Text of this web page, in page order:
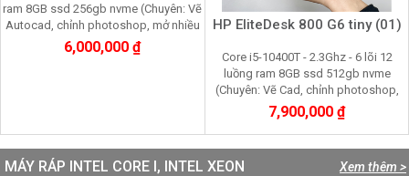
ram 8GB ssd 256gb nvme (Chuyên: Vẽ
Autocad, chỉnh photoshop, mở nhiều
trình duyệt web, giả trí đa phương
tiện)
6,000,000 ₫
HP EliteDesk 800 G6 tiny (01)
Core i5-10400T - 2.3Ghz - 6 lõi 12
luồng ram 8GB ssd 512gb nvme
(Chuyên: Vẽ Cad, chỉnh photoshop,
mở nhiều trình duyệt web, giả trí đa
phương tiện)
7,900,000 ₫
Xem thêm >
MÁY RÁP INTEL CORE I, INTEL XEON